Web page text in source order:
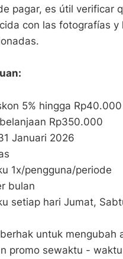
pagar, es útil verificar
con las fotografías y
5% hingga
Rp350.000
Januari 2026
1x/pengguna/periode
bulan
setiap hari Jumat,
berhak untuk mengubah
promo sewaktu -